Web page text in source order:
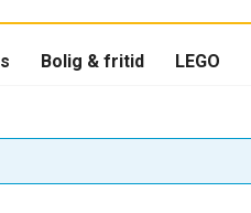
Bolig & fritid LEGO